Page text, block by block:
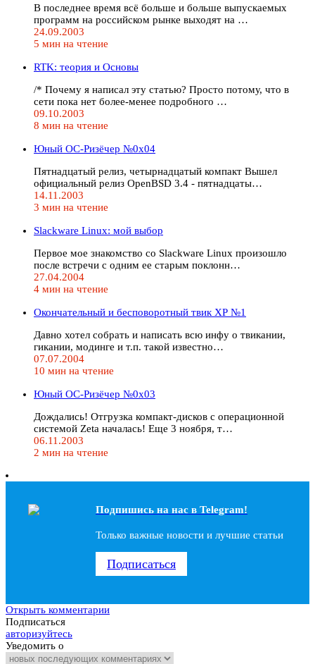
В последнее время всё больше и больше выпускаемых
программ на российском рынке выходят на …
24.09.2003
5 мин на чтение
RTK: теория и Основы
/* Почему я написал эту статью? Просто потому, что в
сети пока нет более-менее подробного …
09.10.2003
8 мин на чтение
Юный ОС-Ризёчер №0x04
Пятнадцатый релиз, четырнадцатый компакт Вышел
официальный релиз OpenBSD 3.4 - пятнадцаты…
14.11.2003
3 мин на чтение
Slackware Linux: мой выбор
Первое мое знакомство со Slackware Linux произошло
после встречи с одним ее старым поклонн…
27.04.2004
4 мин на чтение
Окончательный и бесповоротный твик ХР №1
Давно хотел собрать и написать всю инфу о твикании,
гикании, модинге и т.п. такой известно…
07.07.2004
10 мин на чтение
Юный ОС-Ризёчер №0x03
Дождались! Отгрузка компакт-дисков с операционной
системой Zeta началась! Еще 3 ноября, т…
06.11.2003
2 мин на чтение
Подпишись на наc в Telegram!
Только важные новости и лучшие статьи
Подписаться
Открыть комментарии
Подписаться
авторизуйтесь
Уведомить о